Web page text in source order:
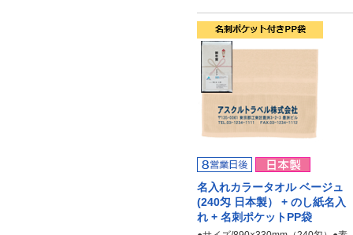
名入れカラータオル ベージュ
(240匁 日本製） + のし紙名入
れ + 名刺ポケットPP袋